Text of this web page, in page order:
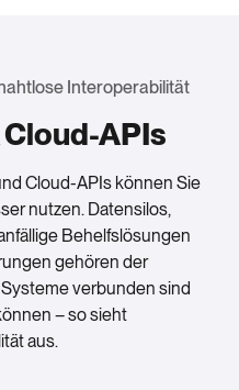
Interoperabilität
APIs
Cloud-APIs können Sie
nutzen. Datensilos,
Behelfslösungen
gehören der
verbunden sind
– so sieht
aus.